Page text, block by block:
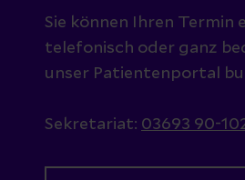
Sie können Ihren Termin
telefonisch oder ganz
unser Patientenportal
Sekretariat: 03693 90-